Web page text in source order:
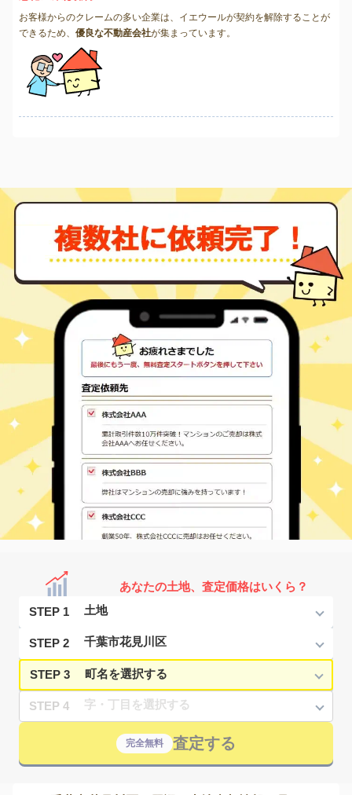
お客様からのクレームの多い企業は、イエウールが契約を解除することが
できるため、 優良な不動産会社が集まっています。
あなたの土地、査定価格はいくら？
STEP 1
STEP 2
STEP 3
STEP 4
完全無料 査定する